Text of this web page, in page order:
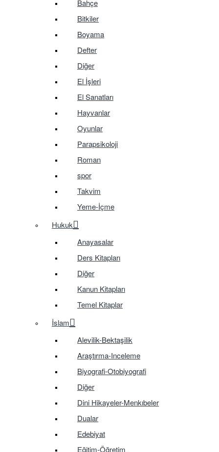
Bahçe
Bitkiler
Boyama
Defter
Diğer
El İşleri
El Sanatları
Hayvanlar
Oyunlar
Parapsikoloji
Roman
spor
Takvim
Yeme-İçme
Hukuk
Anayasalar
Ders Kitapları
Diğer
Kanun Kitapları
Temel Kitaplar
İslam
Alevilik-Bektaşilik
Araştırma-Inceleme
Biyografi-Otobiyografi
Diğer
Dini Hikayeler-Menkıbeler
Dualar
Edebiyat
Eğitim-Öğretim